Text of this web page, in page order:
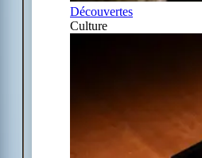
Découvertes
Culture